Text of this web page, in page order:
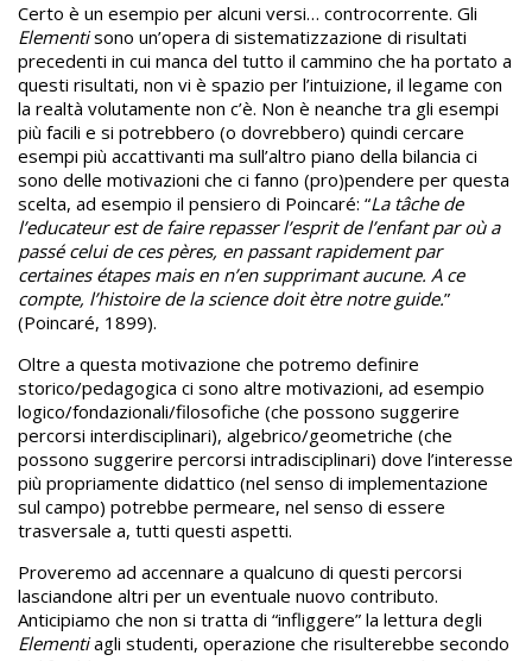
Certo è un esempio per alcuni versi… controcorrente. Gli
Elementisono un’opera di sistematizzazione di risultati
precedenti in cui manca del tutto il cammino che ha portato a
questi risultati, non vi è spazio per l’intuizione, il legame con
la realtà volutamente non c’è. Non è neanche tra gli esempi
più facili e si potrebbero (o dovrebbero) quindi cercare
esempi più accattivanti ma sull’altro piano della bilancia ci
sono delle motivazioni che ci fanno (pro)pendere per questa
scelta, ad esempio il pensiero di Poincaré: “La tâche de
l’educateur est de faire repasser l’esprit de l’enfant par où a
passé celui de ces pères, en passant rapidement par
certaines étapes mais en n’en supprimant aucune. A ce
compte, l’histoire de la science doit ètre notre guide.”
(Poincaré, 1899).
Oltre a questa motivazione che potremo definire
storico/pedagogica ci sono altre motivazioni, ad esempio
logico/fondazionali/filosofiche (che possono suggerire
percorsi interdisciplinari), algebrico/geometriche (che
possono suggerire percorsi intradisciplinari) dove l’interesse
più propriamente didattico (nel senso di implementazione
sul campo) potrebbe permeare, nel senso di essere
trasversale a, tutti questi aspetti.
Proveremo ad accennare a qualcuno di questi percorsi
lasciandone altri per un eventuale nuovo contributo.
Anticipiamo che non si tratta di “infliggere” la lettura degli
Elementiagli studenti, operazione che risulterebbe secondo